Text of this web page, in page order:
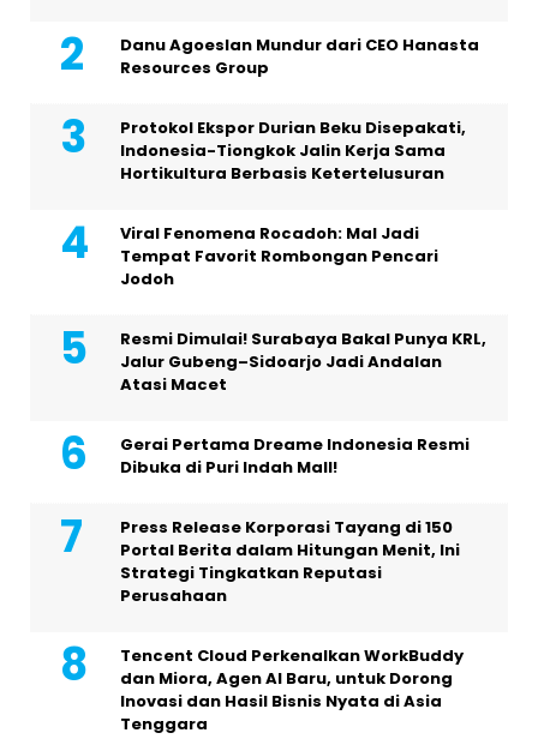
Danu Agoeslan Mundur dari CEO Hanasta
Resources Group
Protokol Ekspor Durian Beku Disepakati,
Indonesia-Tiongkok Jalin Kerja Sama
Hortikultura Berbasis Ketertelusuran
Viral Fenomena Rocadoh: Mal Jadi
Tempat Favorit Rombongan Pencari
Jodoh
Resmi Dimulai! Surabaya Bakal Punya KRL,
Jalur Gubeng–Sidoarjo Jadi Andalan
Atasi Macet
Gerai Pertama Dreame Indonesia Resmi
Dibuka di Puri Indah Mall!
Press Release Korporasi Tayang di 150
Portal Berita dalam Hitungan Menit, Ini
Strategi Tingkatkan Reputasi
Perusahaan
Tencent Cloud Perkenalkan WorkBuddy
dan Miora, Agen AI Baru, untuk Dorong
Inovasi dan Hasil Bisnis Nyata di Asia
Tenggara